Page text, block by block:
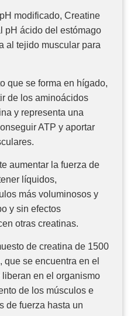
modificado, Creatine
pH ácido del estómago
al tejido muscular para
que se forma en hígado,
de los aminoácidos
y representa una
ATP y aportar
aumentar la fuerza de
líquidos,
más voluminosos y
y sin efectos
otras creatinas.
de creatina de 1500
que se encuentra en el
en el organismo
de los músculos e
de fuerza hasta un